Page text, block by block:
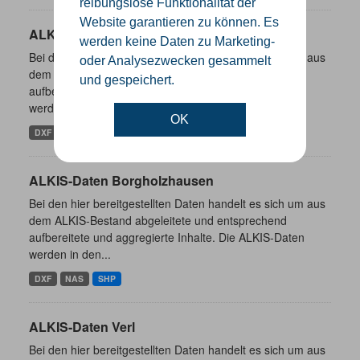
Website garantieren zu können. Es
werden keine Daten zu Marketing-
oder Analysezwecken gesammelt
und gespeichert.
OK
ALKIS-Daten Rheda-Wiedenbrück
Bei den hier bereitgestellten Daten handelt es sich um aus
dem ALKIS-Bestand abgeleitete und entsprechend
aufbereitete und aggregierte Inhalte. Die ALKIS-Daten
werden in den...
DXF
ALKIS-Daten Borgholzhausen
Bei den hier bereitgestellten Daten handelt es sich um aus
dem ALKIS-Bestand abgeleitete und entsprechend
aufbereitete und aggregierte Inhalte. Die ALKIS-Daten
werden in den...
DXF NAS SHP
ALKIS-Daten Verl
Bei den hier bereitgestellten Daten handelt es sich um aus